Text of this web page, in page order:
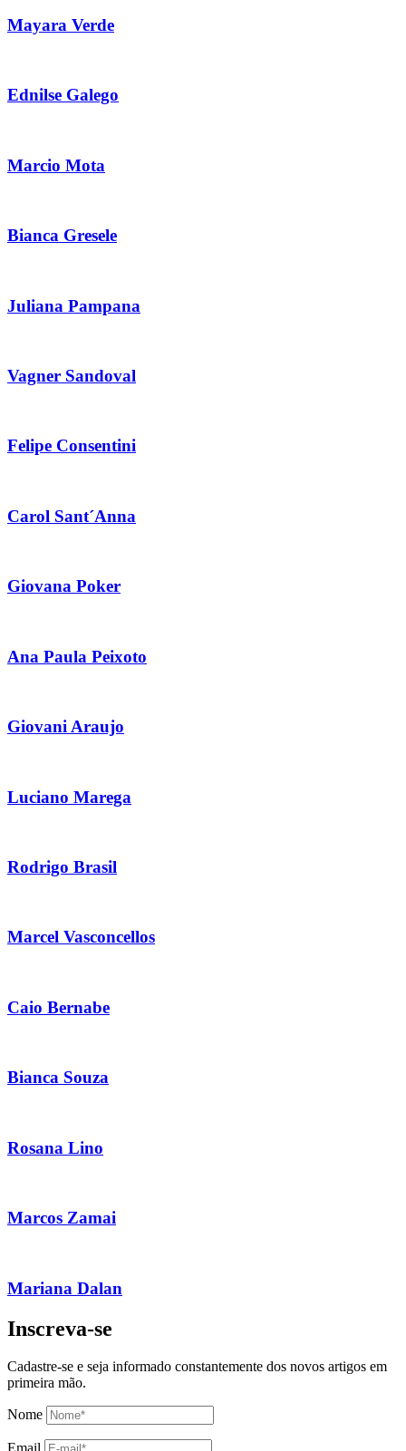
Mayara Verde
Ednilse Galego
Marcio Mota
Bianca Gresele
Juliana Pampana
Vagner Sandoval
Felipe Consentini
Carol Sant´Anna
Giovana Poker
Ana Paula Peixoto
Giovani Araujo
Luciano Marega
Rodrigo Brasil
Marcel Vasconcellos
Caio Bernabe
Bianca Souza
Rosana Lino
Marcos Zamai
Mariana Dalan
Inscreva-se
Cadastre-se e seja informado constantemente dos novos artigos em
primeira mão.
Nome